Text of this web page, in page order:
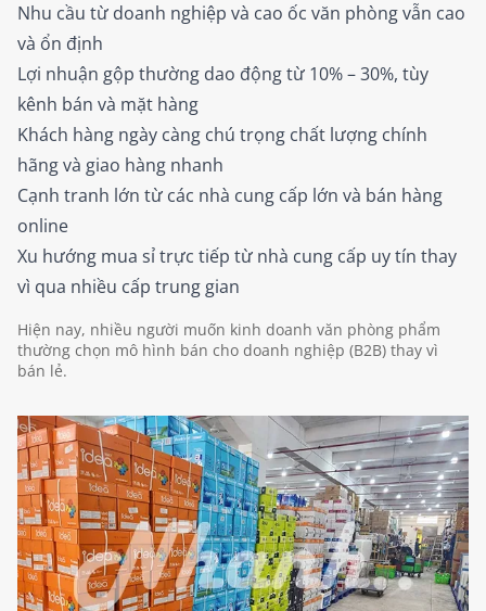
Nhu cầu từ doanh nghiệp và cao ốc văn phòng vẫn cao
và ổn định
Lợi nhuận gộp thường dao động từ 10% – 30%, tùy
kênh bán và mặt hàng
Khách hàng ngày càng chú trọng chất lượng chính
hãng và giao hàng nhanh
Cạnh tranh lớn từ các nhà cung cấp lớn và bán hàng
online
Xu hướng mua sỉ trực tiếp từ nhà cung cấp uy tín thay
vì qua nhiều cấp trung gian
Hiện nay, nhiều người muốn kinh doanh văn phòng phẩm
thường chọn mô hình bán cho doanh nghiệp (B2B) thay vì
bán lẻ.